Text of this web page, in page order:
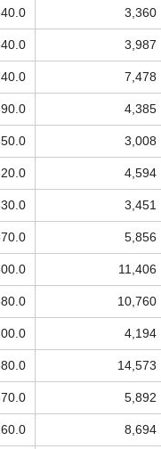
3,360
3,987
7,478
4,385
3,008
4,594
3,451
5,856
11,406
10,760
4,194
14,573
5,892
8,694